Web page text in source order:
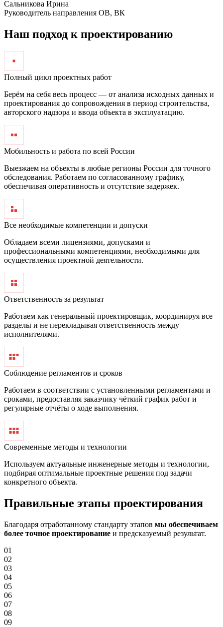
Сальникова Ирина
Руководитель направления ОВ, ВК
Наш подход к проектированию
Полный цикл проектных работ
Берём на себя весь процесс — от анализа исходных данных и
проектирования до сопровождения в период строительства,
авторского надзора и ввода объекта в эксплуатацию.
Мобильность и работа по всей России
Выезжаем на объекты в любые регионы России для точного
обследования. Работаем по согласованному графику,
обеспечивая оперативность и отсутствие задержек.
Все необходимые компетенции и допуски
Обладаем всеми лицензиями, допусками и
профессиональными компетенциями, необходимыми для
осуществления проектной деятельности.
Ответственность за результат
Работаем как генеральный проектировщик, координируя все
разделы и не перекладывая ответственность между
исполнителями.
Соблюдение регламентов и сроков
Работаем в соответствии с установленными регламентами и
сроками, предоставляя заказчику чёткий график работ и
регулярные отчёты о ходе выполнения.
Современные методы и технологии
Используем актуальные инженерные методы и технологии,
подбирая оптимальные проектные решения под задачи
конкретного объекта.
Правильные этапы проектирования
Благодаря отработанному стандарту этапов мы обеспечиваем
более точное проектирование и предсказуемый результат.
01
02
03
04
05
06
07
08
09